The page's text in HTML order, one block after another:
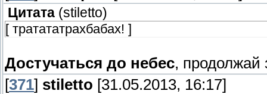
Цитата (stiletto)
[ тратататрахбабах! ]
Достучаться до небес, продолжай
[371] stiletto [31.05.2013, 16:17]